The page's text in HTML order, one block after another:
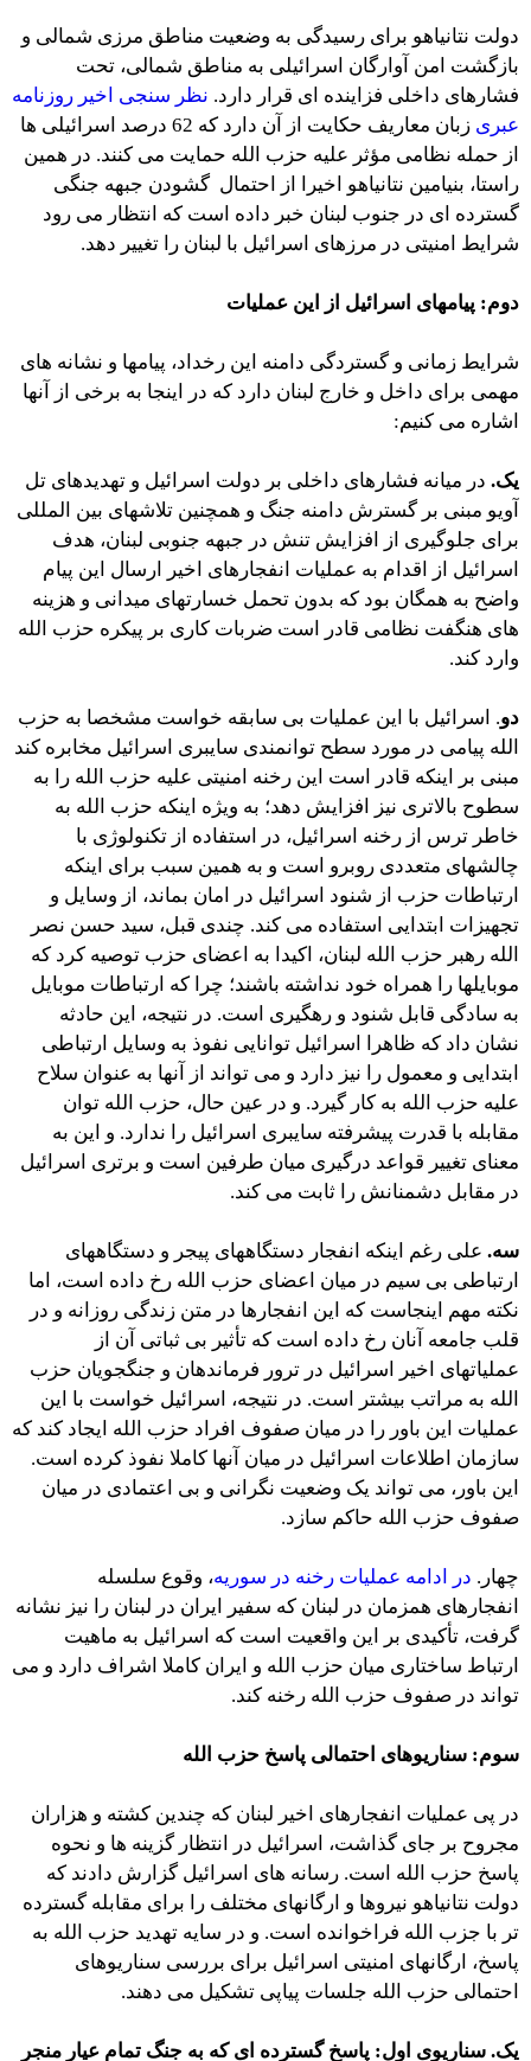
دولت نتانیاهو برای رسیدگی به وضعیت مناطق مرزی شمالی و
بازگشت امن آوارگان اسرائیلی به مناطق شمالی، تحت
فشارهای داخلی فزاینده ای قرار دارد. نظر سنجی اخیر روزنامه
عبری
زبان معاریف حکایت از آن دارد که 62 درصد اسرائیلی ها
از حمله نظامی مؤثر علیه حزب الله حمایت می کنند. در همین
راستا، بنیامین نتانیاهو اخیرا از احتمال گشودن جبهه جنگی
گسترده ای در جنوب لبنان خبر داده است که انتظار می رود
شرایط امنیتی در مرزهای اسرائیل با لبنان را تغییر دهد.
دوم: پیامهای اسرائیل از این عملیات
شرایط زمانی و گستردگی دامنه این رخداد، پیامها و نشانه های
مهمی برای داخل و خارج لبنان دارد که در اینجا به برخی از آنها
اشاره می کنیم:
یک. در میانه فشارهای داخلی بر دولت اسرائیل و تهدیدهای تل
آویو مبنی بر گسترش دامنه جنگ و همچنین تلاشهای بین المللی
برای جلوگیری از افزایش تنش در جبهه جنوبی لبنان، هدف
اسرائیل از اقدام به عملیات انفجارهای اخیر ارسال این پیام
واضح به همگان بود که بدون تحمل خسارتهای میدانی و هزینه
های هنگفت نظامی قادر است ضربات کاری بر پیکره حزب الله
وارد کند.
دو. اسرائیل با این عملیات بی سابقه خواست مشخصا به حزب
الله پیامی در مورد سطح توانمندی سایبری اسرائیل مخابره کند
مبنی بر اینکه قادر است این رخنه امنیتی علیه حزب الله را به
سطوح بالاتری نیز افزایش دهد؛ به ویژه اینکه حزب الله به
خاطر ترس از رخنه اسرائیل، در استفاده از تکنولوژی با
چالشهای متعددی روبرو است و به همین سبب برای اینکه
ارتباطات حزب از شنود اسرائیل در امان بماند، از وسایل و
تجهیزات ابتدایی استفاده می کند. چندی قبل، سید حسن نصر
الله رهبر حزب الله لبنان، اکیدا به اعضای حزب توصیه کرد که
موبایلها را همراه خود نداشته باشند؛ چرا که ارتباطات موبایل
به سادگی قابل شنود و رهگیری است. در نتیجه، این حادثه
نشان داد که ظاهرا اسرائیل توانایی نفوذ به وسایل ارتباطی
ابتدایی و معمول را نیز دارد و می تواند از آنها به عنوان سلاح
علیه حزب الله به کار گیرد. و در عین حال، حزب الله توان
مقابله با قدرت پیشرفته سایبری اسرائیل را ندارد. و این به
معنای تغییر قواعد درگیری میان طرفین است و برتری اسرائیل
در مقابل دشمنانش را ثابت می کند.
سه. علی رغم اینکه انفجار دستگاههای پیجر و دستگاههای
ارتباطی بی سیم در میان اعضای حزب الله رخ داده است، اما
نکته مهم اینجاست که این انفجارها در متن زندگی روزانه و در
قلب جامعه آنان رخ داده است که تأثیر بی ثباتی آن از
عملیاتهای اخیر اسرائیل در ترور فرماندهان و جنگجویان حزب
الله به مراتب بیشتر است. در نتیجه، اسرائیل خواست با این
عملیات این باور را در میان صفوف افراد حزب الله ایجاد کند که
سازمان اطلاعات اسرائیل در میان آنها کاملا نفوذ کرده است.
این باور، می تواند یک وضعیت نگرانی و بی اعتمادی در میان
صفوف حزب الله حاکم سازد.
چهار. در ادامه عملیات رخنه در سوریه، وقوع سلسله
انفجارهای همزمان در لبنان که سفیر ایران در لبنان را نیز نشانه
گرفت، تأکیدی بر این واقعیت است که اسرائیل به ماهیت
ارتباط ساختاری میان حزب الله و ایران کاملا اشراف دارد و می
تواند در صفوف حزب الله رخنه کند.
سوم: سناریوهای احتمالی پاسخ حزب الله
در پی عملیات انفجارهای اخیر لبنان که چندین کشته و هزاران
مجروح بر جای گذاشت، اسرائیل در انتظار گزینه ها و نحوه
پاسخ حزب الله است. رسانه های اسرائیل گزارش دادند که
دولت نتانیاهو نیروها و ارگانهای مختلف را برای مقابله گسترده
تر با جزب الله فراخوانده است. و در سایه تهدید حزب الله به
پاسخ، ارگانهای امنیتی اسرائیل برای بررسی سناریوهای
احتمالی حزب الله جلسات پیاپی تشکیل می دهند.
یک. سناریوی اول: پاسخ گسترده ای که به جنگ تمام عیار منجر